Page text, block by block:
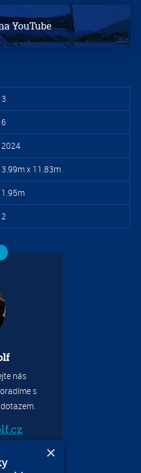
YouTube
3
6
2024
3.99m x 11.83m
1.95m
2
nás
s
×